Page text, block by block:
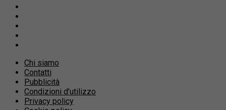
Chi siamo
Contatti
Pubblicità
Condizioni d’utilizzo
Privacy policy